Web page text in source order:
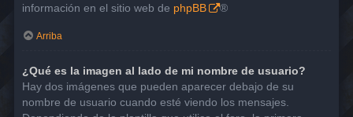
información en el sitio web de phpBB ®
Arriba
¿Qué es la imagen al lado de mi nombre de usuario?
Hay dos imágenes que pueden aparecer debajo de su
nombre de usuario cuando esté viendo los mensajes.